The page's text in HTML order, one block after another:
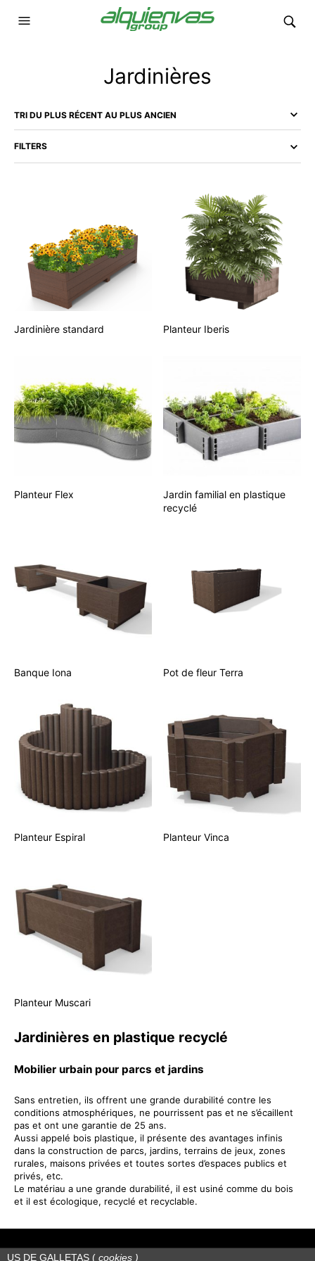
Jardinières
FILTERS
Jardinière standard Planteur Iberis
Planteur Flex
Jardin familial en plastique
recyclé
Banque Iona Pot de fleur Terra
Planteur Espiral Planteur Vinca
Planteur Muscari
Jardinières en plastique recyclé
Mobilier urbain pour parcs et jardins
Sans entretien, ils offrent une grande durabilité contre les
conditions atmosphériques, ne pourrissent pas et ne s’écaillent
pas et ont une garantie de 25 ans.
Aussi appelé bois plastique, il présente des avantages infinis
dans la construction de parcs, jardins, terrains de jeux, zones
rurales, maisons privées et toutes sortes d’espaces publics et
privés, etc.
Le matériau a une grande durabilité, il est usiné comme du bois
et il est écologique, recyclé et recyclable.
US DE GALLETAS ( cookies )